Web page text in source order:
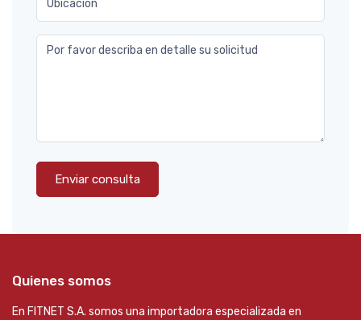
Ubicación
Por favor describa en detalle su solicitud
Enviar consulta
Quienes somos
En FITNET S.A. somos una importadora especializada en